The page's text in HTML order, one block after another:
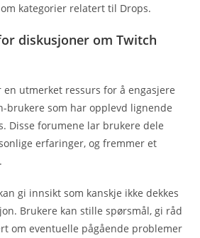
kategorier relatert til Drops.
diskusjoner om Twitch
en utmerket ressurs for å engasjere
brukere som har opplevd lignende
Disse forumene lar brukere dele
erfaringer, og fremmer et
gi innsikt som kanskje ikke dekkes
Brukere kan stille spørsmål, gi råd
om eventuelle pågående problemer